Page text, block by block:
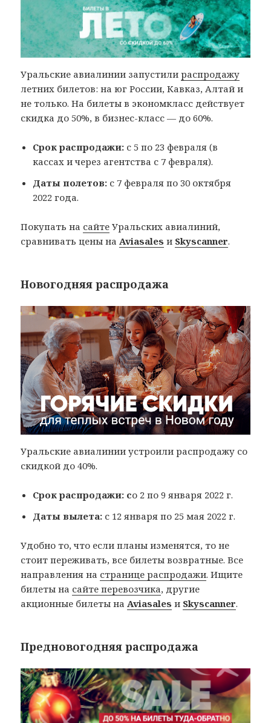
Уральские авиалинии запустилираспродажу
летних билетов: на юг России, Кавказ, Алтай и
не только. На билеты в экономкласс действует
скидка до 50%, в бизнес-класс — до 60%.
Срок распродажи: с 5 по 23 февраля (в
кассах и через агентства с 7 февраля).
Даты полетов: с 7 февраля по 30 октября
2022 года.
Покупать на сайте Уральских авиалиний,
сравнивать цены на Aviasales и Skyscanner.
Новогодняя распродажа
Уральские авиалинии устроили распродажу со
скидкой до 40%.
Срок распродажи: со 2 по 9 января 2022 г.
Даты вылета: с 12 января по 25 мая 2022 г.
Удобно то, что если планы изменятся, то не
стоит переживать, все билеты возвратные. Все
направления на странице распродажи. Ищите
билеты на сайте перевозчика, другие
акционные билеты наAviasales и Skyscanner.
Предновогодняя распродажа